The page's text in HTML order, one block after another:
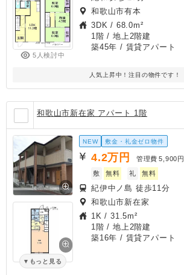
5人検討中
和歌山市有本
3DK / 68.0m²
1階 / 地上2階建
築45年 / 賃貸アパート
人気上昇中！注目の物件です！
和歌山市新在家 アパート 1階
もっと見る
NEW 敷金・礼金ゼロ物件
4.2万円 管理費 5,900円
敷
無料 礼 無料
紀伊中ノ島 徒歩11分
和歌山市新在家
1K /31.5m²
1階 / 地上2階建
築16年 / 賃貸アパート